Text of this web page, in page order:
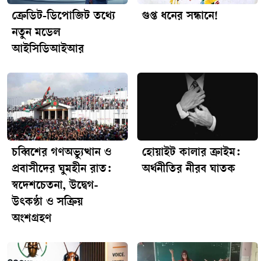
ক্রেডিট-ডিপোজিট তথ্যে
নতুন মডেল
আইসিডিআইআর
গুপ্ত ধনের সন্ধানে!
চব্বিশের গণঅভ্যুত্থান ও
প্রবাসীদের ঘুমহীন রাত:
স্বদেশচেতনা, উদ্বেগ-
উৎকণ্ঠা ও সক্রিয়
অংশগ্রহণ
হোয়াইট কালার ক্রাইম:
অর্থনীতির নীরব ঘাতক